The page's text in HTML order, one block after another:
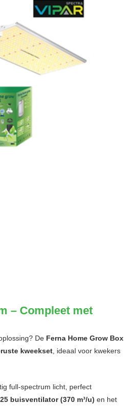
– Compleet met
De Ferna Home Grow Box
kweekset , ideaal voor kwekers
full-spectrum licht, perfect
buisventilator (370 m³/u) en het